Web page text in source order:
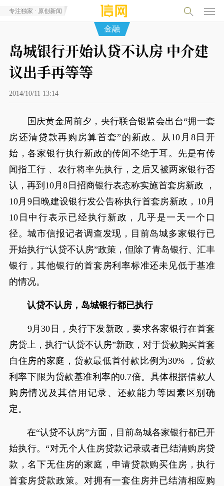
专注独家 · 原创新闻
金融
岛城银行开始认贷不认房 中介建
议出手再等等
2014/10/11 13:14
国庆黄金周前夕，央行联合银监会出台“拥一套
房还清贷款再购房算首套”的新政。从10月8日开
始，各家银行执行新政的传闻不绝于耳。先是有传
闻指工行 、农行将率先执行，之后又被两家银行否
认，再到10月8日招商银行表态称实施首套房新政 ，
10月9日晚建设银行发公告称执行首套房新政，10月
10日中行表示已经执行新政，几乎是一天一个口
径。城市信报记者调查发现，目前岛城多家银行已
开始执行“认贷不认房”政策，但除了青岛银行、汇丰
银行，其他银行的首套房利率标准还未见低于基准
的情况。
认贷不认房，岛城银行都已执行
9月30日，央行下发新政，要求各家银行在首套
房贷上，执行“认贷不认房”新政，对于贷款购买首套
自住房的家庭，贷款最低首付款比例为30% ，贷款
利率下限为贷款基准利率的0.7倍。具体根据借款人
购房情况及其信用记录、还款能力等因素区别确
定。
在“认贷不认房”方面，目前岛城各家银行都已开
始执行。“对无个人住房贷款记录或者已结清购房贷
款，名下无住房的家庭，申请贷款购买住房，执行
首套房贷款政策。对拥有一套住房并已结清相应购